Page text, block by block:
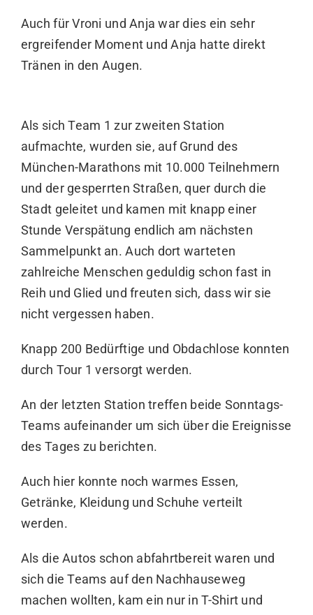
Auch für Vroni und Anja war dies ein sehr
ergreifender Moment und Anja hatte direkt
Tränen in den Augen.
Als sich Team 1 zur zweiten Station
aufmachte, wurden sie, auf Grund des
München-Marathons mit 10.000 Teilnehmern
und der gesperrten Straßen, quer durch die
Stadt geleitet und kamen mit knapp einer
Stunde Verspätung endlich am nächsten
Sammelpunkt an. Auch dort warteten
zahlreiche Menschen geduldig schon fast in
Reih und Glied und freuten sich, dass wir sie
nicht vergessen haben.
Knapp 200 Bedürftige und Obdachlose konnten
durch Tour 1 versorgt werden.
An der letzten Station treffen beide Sonntags-
Teams aufeinander um sich über die Ereignisse
des Tages zu berichten.
Auch hier konnte noch warmes Essen,
Getränke, Kleidung und Schuhe verteilt
werden.
Als die Autos schon abfahrtbereit waren und
sich die Teams auf den Nachhauseweg
machen wollten, kam ein nur in T-Shirt und